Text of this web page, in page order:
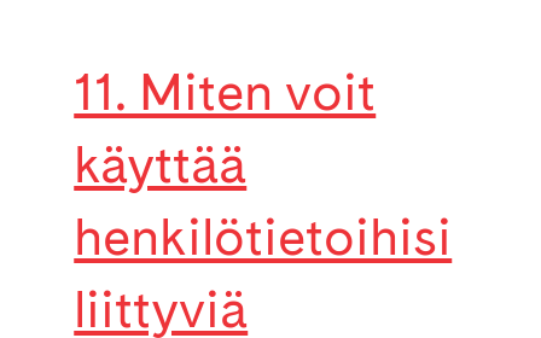
11. Miten voit
käyttää
henkilötietoihisi
liittyviä